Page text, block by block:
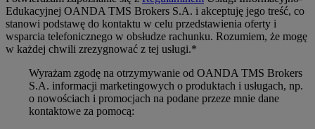
Edukacyjnej OANDA TMS Brokers S.A. i akceptuję jego treść, co
stanowi podstawę do kontaktu w celu przedstawienia oferty i
wsparcia telefonicznego w obsłudze rachunku. Rozumiem, że mogę
w każdej chwili zrezygnować z tej usługi.*
Wyrażam zgodę na otrzymywanie od OANDA TMS Brokers
S.A. informacji marketingowych o produktach i usługach, np.
o nowościach i promocjach na podane przeze mnie dane
kontaktowe za pomocą: